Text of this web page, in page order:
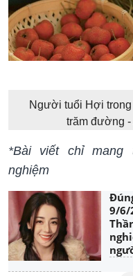
Người tuổi Hợi
trăm đường -
*Bài viết chỉ mang
nghiệm
9/6/